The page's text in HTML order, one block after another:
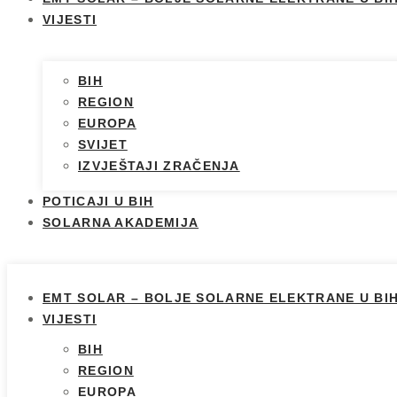
VIJESTI
BIH
REGION
EUROPA
SVIJET
IZVJEŠTAJI ZRAČENJA
POTICAJI U BIH
SOLARNA AKADEMIJA
EMT SOLAR – BOLJE SOLARNE ELEKTRANE U
VIJESTI
BIH
REGION
EUROPA